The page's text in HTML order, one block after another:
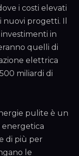
i costi elevati
progetti. Il
in
quelli di
elettrica
miliardi di
pulite è un
energetica
di più per
le